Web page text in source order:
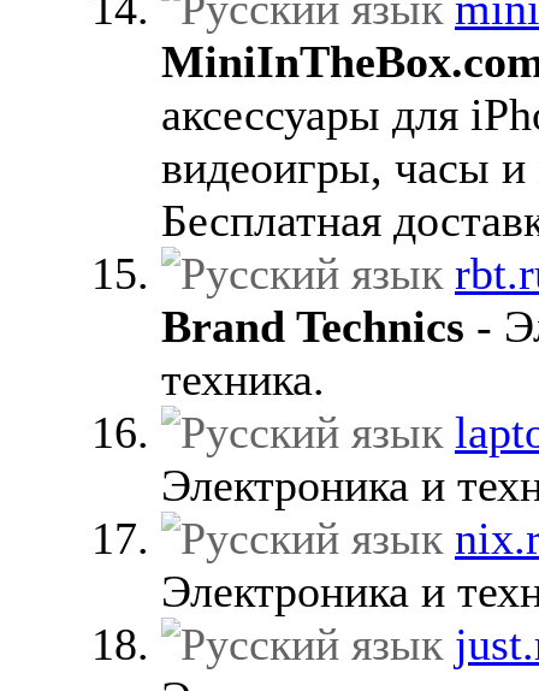
аксессуары для
видеоигры, часы и
Бесплатная
Brand Technics -
техника.
Электроника и
Электроника и